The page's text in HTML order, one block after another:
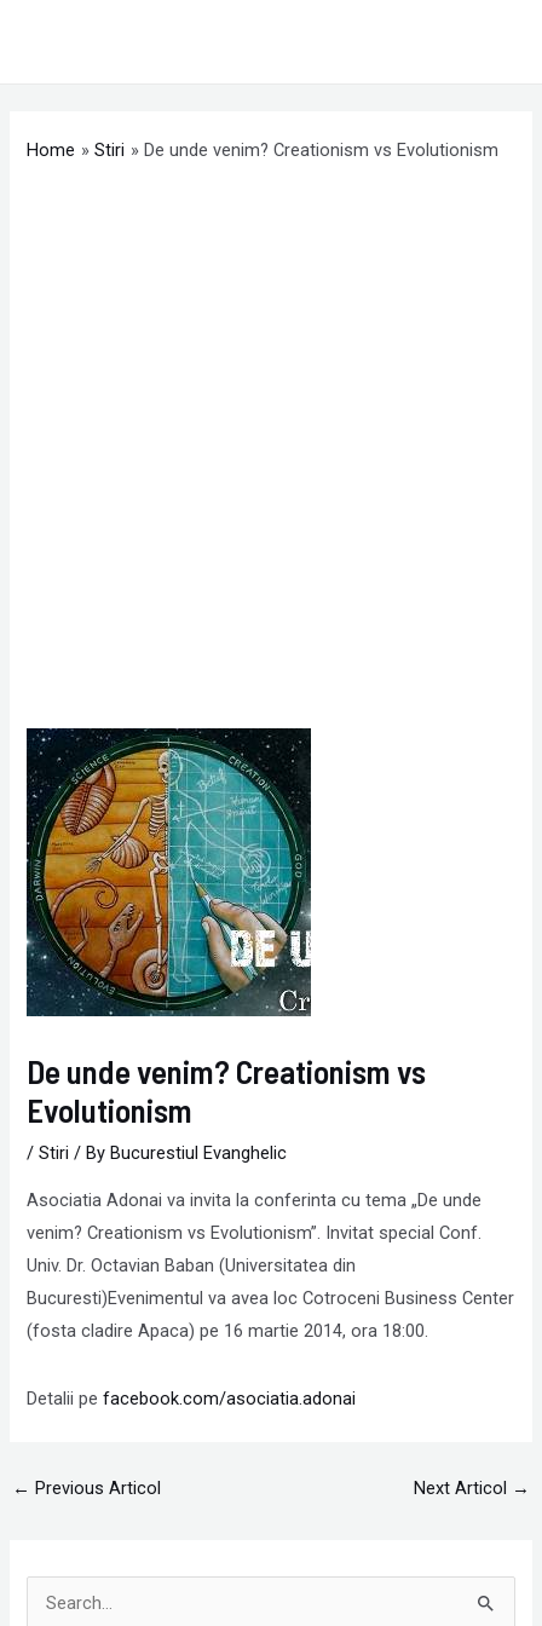
Home Stiri De unde venim? Creationism vs Evolutionism
De unde venim? Creationism vs
Evolutionism
/Stiri / ByBucurestiul Evanghelic
Asociatia Adonai va invita la conferinta cu tema „De unde
venim? Creationism vs Evolutionism”. Invitat special Conf.
Univ. Dr. Octavian Baban (Universitatea din
Bucuresti)Evenimentul va avea loc Cotroceni Business Center
(fosta cladire Apaca) pe 16 martie 2014, ora 18:00.
Detalii pefacebook.com/asociatia.adonai
← Previous Articol Next Articol →